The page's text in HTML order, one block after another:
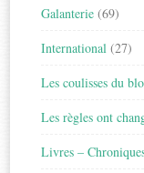
Galanterie (69)
International (27)
Les coulisses du
Les règles ont
Livres –